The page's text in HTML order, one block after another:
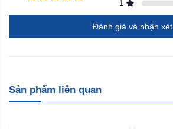
1
Đánh giá và nhận xét
Sản phẩm liên quan